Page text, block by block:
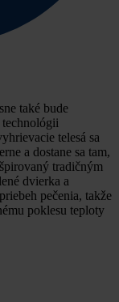
také bude
telesá sa
a dostane sa tam,
tradičným
dvierka a
pečenia, takže
poklesu teploty